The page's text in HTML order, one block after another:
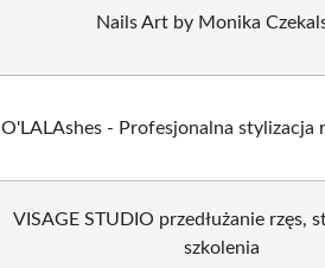
Nails Art by Monika
O'LALAshes - Profesjonalna stylizacja
VISAGE STUDIO przedłużanie rzęs,
szkolenia